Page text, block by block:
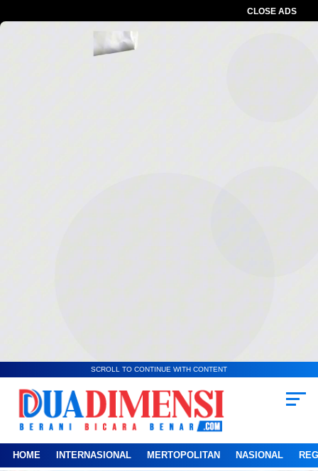
CLOSE ADS
SCROLL TO CONTINUE WITH CONTENT
HOME INTERNASIONAL MERTOPOLITAN NASIONAL